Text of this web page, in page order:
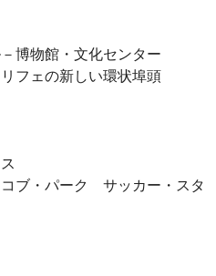
博物館・文化センター
フェの新しい環状埠頭
コブ・パーク サッカー・スタ